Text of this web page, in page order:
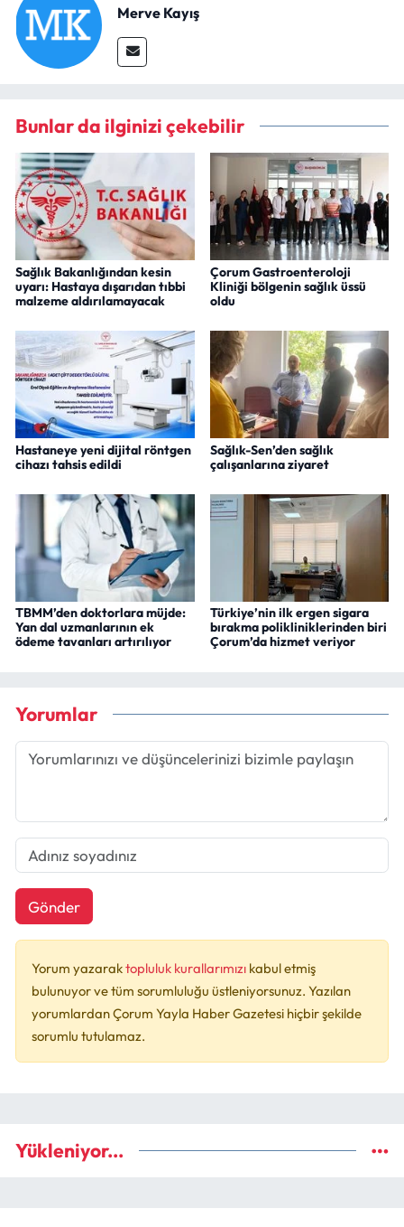
Merve Kayış
Bunlar da ilginizi çekebilir
Sağlık Bakanlığından kesin
uyarı: Hastaya dışarıdan tıbbi
malzeme aldırılamayacak
Çorum Gastroenteroloji
Kliniği bölgenin sağlık üssü
oldu
Hastaneye yeni dijital röntgen
cihazı tahsis edildi
Sağlık-Sen’den sağlık
çalışanlarına ziyaret
TBMM’den doktorlara müjde:
Yan dal uzmanlarının ek
ödeme tavanları artırılıyor
Türkiye’nin ilk ergen sigara
bırakma polikliniklerinden biri
Çorum’da hizmet veriyor
Yorumlar
Gönder
Yorum yazaraktopluluk kurallarımızı kabul etmiş
bulunuyor ve tüm sorumluluğu üstleniyorsunuz. Yazılan
yorumlardan Çorum Yayla Haber Gazetesi hiçbir şekilde
sorumlu tutulamaz.
Yükleniyor...